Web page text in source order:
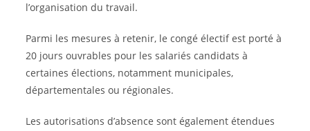
l’organisation du travail.
Parmi les mesures à retenir, le congé électif est porté à
20 jours ouvrables pour les salariés candidats à
certaines élections, notamment municipales,
départementales ou régionales.
Les autorisations d’absence sont également étendues